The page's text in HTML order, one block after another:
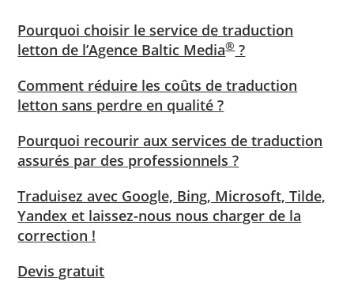
Pourquoi choisir le service de traduction
letton de l’Agence Baltic Media®?
Comment réduire les coûts de traduction
letton sans perdre en qualité ?
Pourquoi recourir aux services de traduction
assurés par des professionnels ?
Traduisez avec Google, Bing, Microsoft, Tilde,
Yandex et laissez-nous nous charger de la
correction !
Devis gratuit